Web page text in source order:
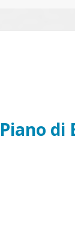
Piano di